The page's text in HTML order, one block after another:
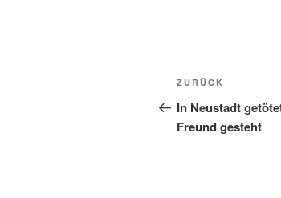
Vorheriger
Beitrag
ZURÜCK
In Neustadt
Freund gesteht